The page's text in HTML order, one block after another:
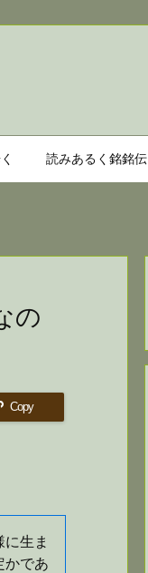
読みあるく銘銘伝
の
Copy
生ま
かであ